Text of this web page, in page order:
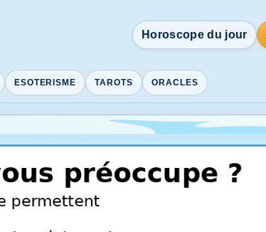
Horoscope du jour
ESOTERISME TAROTS ORACLES